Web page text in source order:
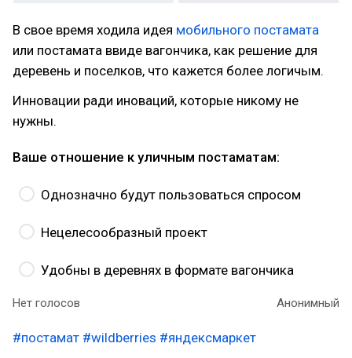
В свое время ходила идея мобильного постамата
или постамата ввиде вагончика, как решение для
деревень и поселков, что кажется более логичым.
Инновации ради иноваций, которые никому не
нужны.
Ваше отношение к уличным постаматам:
Однозначно будут пользоваться спросом
Нецелесообразный проект
Удобны в деревнях в формате вагончика
Нет голосов Анонимный
#постамат #wildberries #яндексмаркет